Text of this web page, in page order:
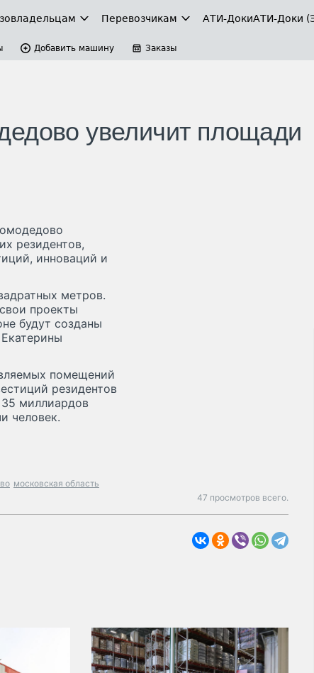
Перевозчикам АТИ-ДокиАТИ-Доки
Добавить машину Заказы
увеличит площади
резидентов,
инноваций и
метров.
проекты
будут созданы
помещений
резидентов
миллиардов
человек.
московская область
47 просмотров всего.